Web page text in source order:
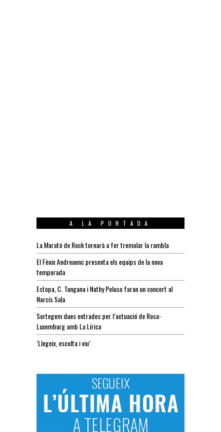
A LA PORTADA
La Marató de Rock tornarà a fer tremolar la rambla
El Fènix Andreuenc presenta els equips de la nova
temporada
Estopa, C. Tangana i Nathy Peluso faran un concert al
Narcís Sala
Sortegem dues entrades per l’actuació de Rosa-
Luxemburg amb La Lírica
‘Llegeix, escolta i viu’